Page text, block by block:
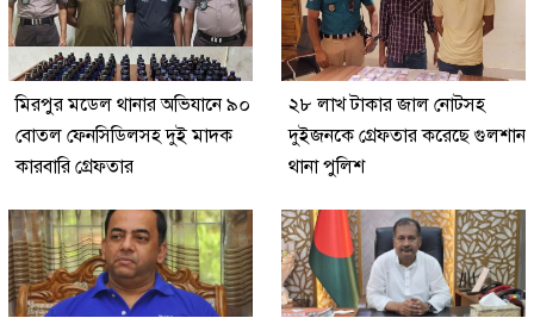
মিরপুর মডেল থানার অভিযানে ৯০
বোতল ফেনসিডিলসহ দুই মাদক
কারবারি গ্রেফতার
২৮ লাখ টাকার জাল নোটসহ
দুইজনকে গ্রেফতার করেছে গুলশান
থানা পুলিশ